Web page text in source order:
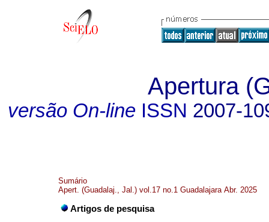
Apertura
versão On-line ISSN 2007-
Sumário
Apert. (Guadalaj., Jal.) vol.17 no.1 Guadalajara Abr. 2025
Artigos de pesquisa